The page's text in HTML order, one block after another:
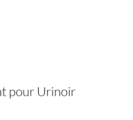
pour Urinoir